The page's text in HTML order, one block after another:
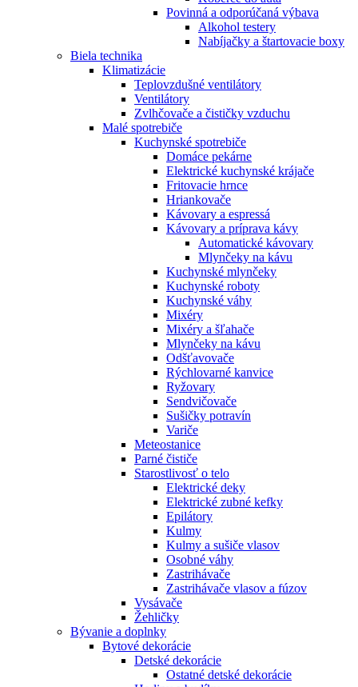
Povinná a odporúčaná výbava
Alkohol testery
Nabíjačky a štartovacie boxy
Biela technika
Klimatizácie
Teplovzdušné ventilátory
Ventilátory
Zvlhčovače a čističky vzduchu
Malé spotrebiče
Kuchynské spotrebiče
Domáce pekárne
Elektrické kuchynské krájače
Fritovacie hrnce
Hriankovače
Kávovary a espressá
Kávovary a príprava kávy
Automatické kávovary
Mlynčeky na kávu
Kuchynské mlynčeky
Kuchynské roboty
Kuchynské váhy
Mixéry
Mixéry a šľahače
Mlynčeky na kávu
Odšťavovače
Rýchlovarné kanvice
Ryžovary
Sendvičovače
Sušičky potravín
Variče
Meteostanice
Parné čističe
Starostlivosť o telo
Elektrické deky
Elektrické zubné kefky
Epilátory
Kulmy
Kulmy a sušiče vlasov
Osobné váhy
Zastrihávače
Zastrihávače vlasov a fúzov
Vysávače
Žehličky
Bývanie a doplnky
Bytové dekorácie
Detské dekorácie
Ostatné detské dekorácie